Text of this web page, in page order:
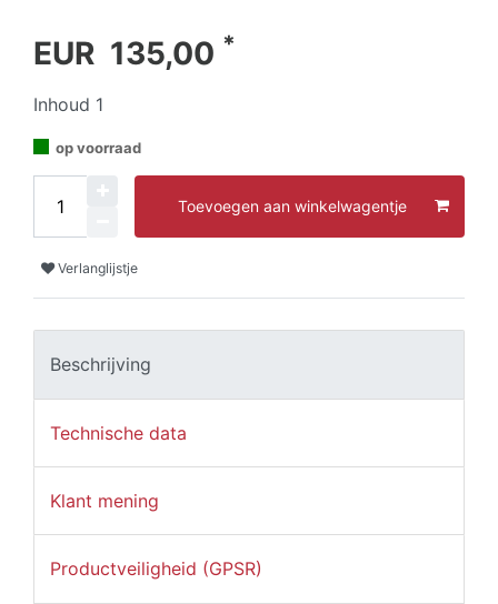
EUR 135,00 *
Inhoud 1
op voorraad
Toevoegen aan winkelwagentje
Verlanglijstje
Beschrijving
Technische data
Klant mening
Productveiligheid (GPSR)